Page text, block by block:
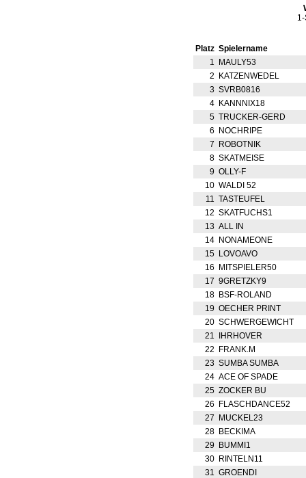
Platz Spielername
1
MAULY53
2
KATZENWEDEL
3 SVRB0816
4
KANNNIX18
5 TRUCKER-GERD
6
NOCHRIPE
7
ROBOTNIK
8 SKATMEISE
9 OLLY-F
10 WALDI 52
11 TASTEUFEL
12 SKATFUCHS1
13 ALL IN
14
NONAMEONE
15
LOVOAVO
16
MITSPIELER50
17 9GRETZKY9
18
BSF-ROLAND
19 OECHER PRINT
20 SCHWERGEWICHT
21
IHRHOVER
22
FRANK.M
23 SUMBA SUMBA
24 ACE OF SPADE
25 ZOCKER BU
26
FLASCHDANCE52
27
MUCKEL23
28
BECKIMA
29
BUMMI1
30
RINTELN11
31 GROENDI